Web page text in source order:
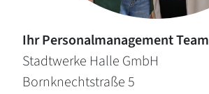
Ihr Personalmanagement Team
Stadtwerke Halle GmbH
Bornknechtstraße 5